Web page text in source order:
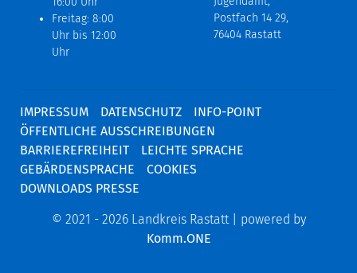
Freitag: 8:00
Uhr bis 12:00
Uhr
Postfach 14 29,
76404 Rastatt
IMPRESSUM DATENSCHUTZ
INFO-POINT
ÖFFENTLICHE AUSSCHREIBUNGEN
BARRIEREFREIHEIT
LEICHTE SPRACHE
GEBÄRDENSPRACHE
COOKIES
DOWNLOADS PRESSE
© 2021 - 2026 Landkreis Rastatt | powered by
Komm.ONE